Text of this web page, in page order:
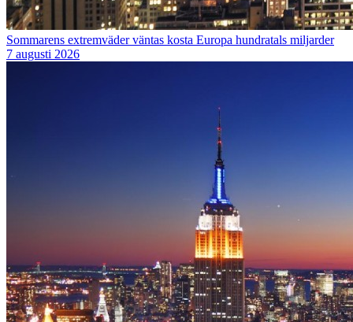
Sommarens extremväder väntas kosta Europa hundratals miljarder
7 augusti 2026